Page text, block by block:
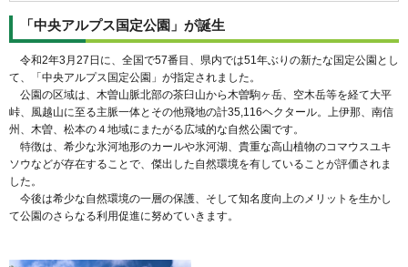
「中央アルプス国定公園」が誕生
令和2年3月27日に、全国で57番目、県内では51年ぶりの新たな国定公園とし
て、「中央アルプス国定公園」が指定されました。
公園の区域は、木曽山脈北部の茶臼山から木曽駒ヶ岳、空木岳等を経て大平
峠、風越山に至る主脈一体とその他飛地の計35,116ヘクタール。上伊那、南信
州、木曽、松本の４地域にまたがる広域的な自然公園です。
特徴は、希少な氷河地形のカールや氷河湖、貴重な高山植物のコマウスユキ
ソウなどが存在することで、傑出した自然環境を有していることが評価されま
した。
今後は希少な自然環境の一層の保護、そして知名度向上のメリットを生かし
て公園のさらなる利用促進に努めていきます。